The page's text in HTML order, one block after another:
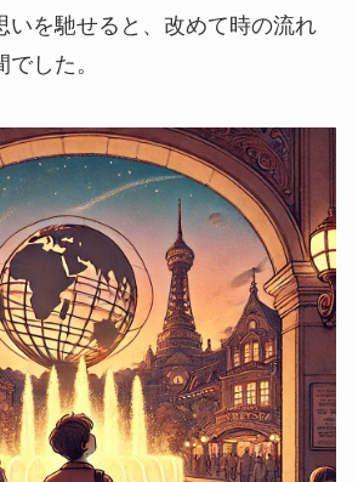
いを馳せると、改めて時の流れ
した。